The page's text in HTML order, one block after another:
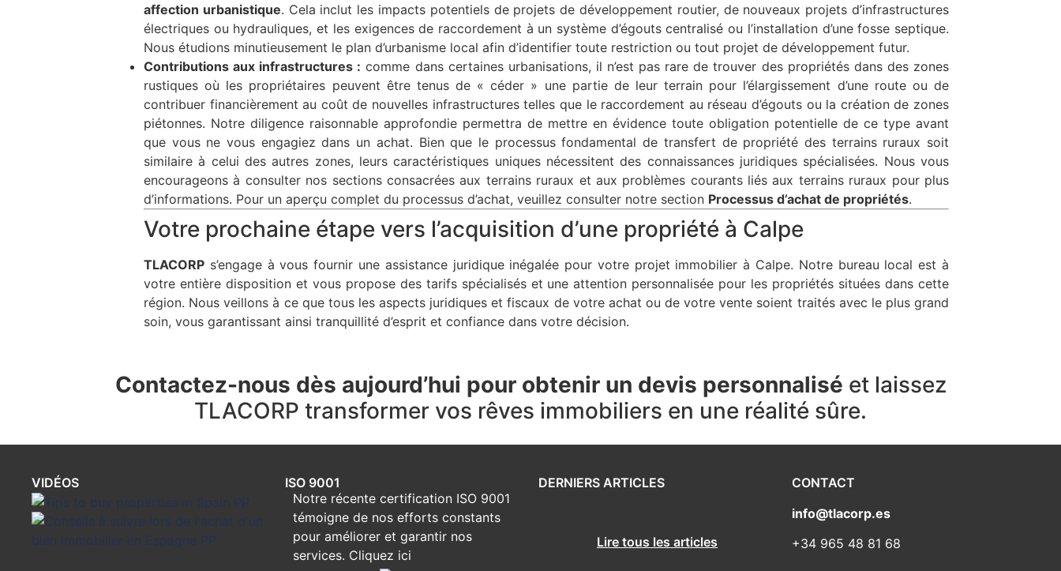
affection urbanistique. Cela inclut les impacts potentiels de projets de développement routier, de nouveaux projets d’infrastructures
électriques ou hydrauliques, et les exigences de raccordement à un système d’égouts centralisé ou l’installation d’une fosse septique.
Nous étudions minutieusement le plan d’urbanisme local afin d’identifier toute restriction ou tout projet de développement futur.
Contributions aux infrastructures : comme dans certaines urbanisations, il n’est pas rare de trouver des propriétés dans des zones
rustiques où les propriétaires peuvent être tenus de « céder » une partie de leur terrain pour l’élargissement d’une route ou de
contribuer financièrement au coût de nouvelles infrastructures telles que le raccordement au réseau d’égouts ou la création de zones
piétonnes. Notre diligence raisonnable approfondie permettra de mettre en évidence toute obligation potentielle de ce type avant
que vous ne vous engagiez dans un achat. Bien que le processus fondamental de transfert de propriété des terrains ruraux soit
similaire à celui des autres zones, leurs caractéristiques uniques nécessitent des connaissances juridiques spécialisées. Nous vous
encourageons à consulter nos sections consacrées aux terrains ruraux et aux problèmes courants liés aux terrains ruraux pour plus
d’informations. Pour un aperçu complet du processus d’achat, veuillez consulter notre section Processus d’achat de propriétés.
Votre prochaine étape vers l’acquisition d’une propriété à Calpe
TLACORP s’engage à vous fournir une assistance juridique inégalée pour votre projet immobilier à Calpe. Notre bureau local est à
votre entière disposition et vous propose des tarifs spécialisés et une attention personnalisée pour les propriétés situées dans cette
région. Nous veillons à ce que tous les aspects juridiques et fiscaux de votre achat ou de votre vente soient traités avec le plus grand
soin, vous garantissant ainsi tranquillité d’esprit et confiance dans votre décision.
Contactez-nous dès aujourd’hui pour obtenir un devis personnalisé et laissez
TLACORP transformer vos rêves immobiliers en une réalité sûre.
VIDÉOS
ISO 9001
Notre récente certification ISO 9001
témoigne de nos efforts constants
pour améliorer et garantir nos
services. Cliquez ici
DERNIERS ARTICLES
Lire tous les articles
CONTACT
info@tlacorp.es
+34 965 48 81 68